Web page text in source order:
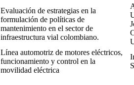
Evaluación de estrategias en la
formulación de políticas de
mantenimiento en el sector de
infraestructura vial colombiano.
Línea automotriz de motores eléctricos,
funcionamiento y control en la
movilidad eléctrica